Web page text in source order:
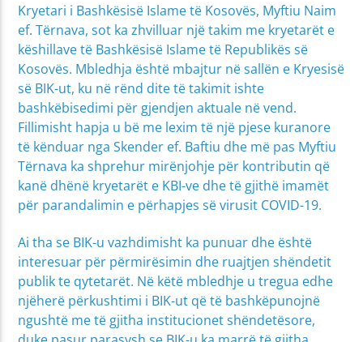
Kryetari i Bashkësisë Islame të Kosovës, Myftiu Naim
ef. Tërnava, sot ka zhvilluar një takim me kryetarët e
këshillave të Bashkësisë Islame të Republikës së
Kosovës. Mbledhja është mbajtur në sallën e Kryesisë
së BIK-ut, ku në rënd dite të takimit ishte
bashkëbisedimi për gjendjen aktuale në vend.
Fillimisht hapja u bë me lexim të një pjese kuranore
të kënduar nga Skender ef. Baftiu dhe më pas Myftiu
Tërnava ka shprehur mirënjohje për kontributin që
kanë dhënë kryetarët e KBI-ve dhe të gjithë imamët
për parandalimin e përhapjes së virusit COVID-19.
Ai tha se BIK-u vazhdimisht ka punuar dhe është
interesuar për përmirësimin dhe ruajtjen shëndetit
publik te qytetarët. Në këtë mbledhje u tregua edhe
njëherë përkushtimi i BIK-ut që të bashkëpunojnë
ngushtë me të gjitha institucionet shëndetësore,